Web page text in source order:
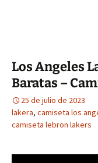
Los Angeles
Baratas –
25 de julio de 2023
lakera, camiseta los
camiseta lebron lakers